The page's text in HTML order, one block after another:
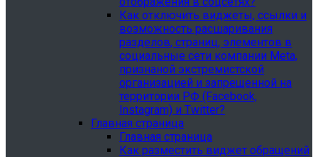
Как отключить виджеты, ссылки и
возможность расшаривания
разделов, страниц, элементов в
социальные сети компании Meta,
признаной экстремистской
организацией и запрещенной на
территории РФ (Facebook,
Instagram) и Twitter?
Главная страница
Главная страница
Как разместить виджет обращений